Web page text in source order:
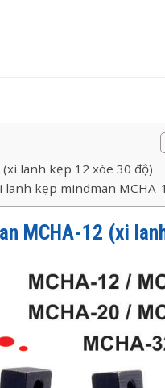
lanh kẹp 12 xòe 30 độ)
kẹp mindman MCHA-
MCHA-12 (xi